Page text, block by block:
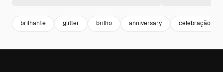
brilhante glitter brilho anniversary celebração